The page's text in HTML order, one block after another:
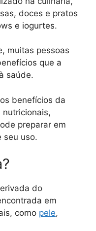
doces e pratos
e iogurtes.
muitas pessoas
que a
saúde.
benefícios da
nutricionais,
preparar em
seu uso.
do
em
como pele,